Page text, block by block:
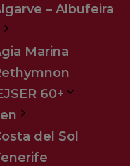
– Albufeira
Marina
60+
del Sol